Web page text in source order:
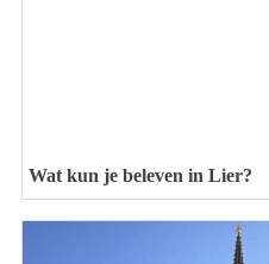
Wat kun je beleven in Lier?